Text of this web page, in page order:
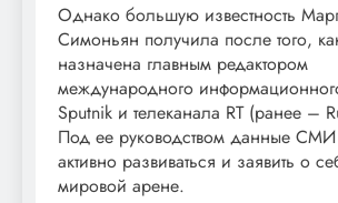
Однако большую известность
Симоньян получила после того,
назначена главным редактором
международного информационного
Sputnik и телеканала RT (ранее –
Под ее руководством данные СМИ
активно развиваться и заявить о
мировой арене.